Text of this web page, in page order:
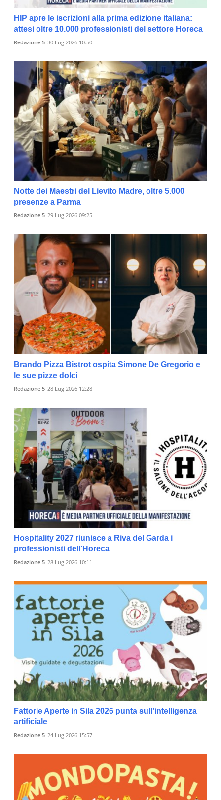
HIP apre le iscrizioni alla prima edizione italiana:
attesi oltre 10.000 professionisti del settore Horeca
Redazione 5 30 Lug 2026 10:50
Notte dei Maestri del Lievito Madre, oltre 5.000
presenze a Parma
Redazione 5 29 Lug 2026 09:25
Brando Pizza Bistrot ospita Simone De Gregorio e
le sue pizze dolci
Redazione 5 28 Lug 2026 12:28
Hospitality 2027 riunisce a Riva del Garda i
professionisti dell’Horeca
Redazione 5 28 Lug 2026 10:11
Fattorie Aperte in Sila 2026 punta sull’intelligenza
artificiale
Redazione 5 24 Lug 2026 15:57